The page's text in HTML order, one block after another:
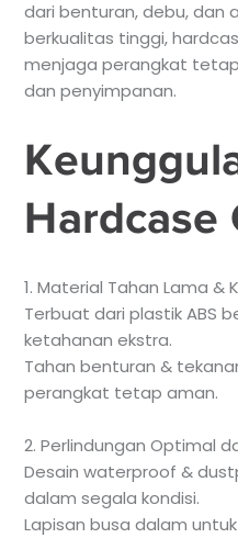
dari benturan, debu, dan
berkualitas tinggi,
menjaga perangkat
dan penyimpanan.
Hardcase
1. Material Tahan Lama &
Terbuat dari plastik ABS
ketahanan ekstra.
Tahan benturan &
perangkat tetap aman.
2. Perlindungan Optimal
Desain waterproof &
dalam segala kondisi.
Lapisan busa dalam